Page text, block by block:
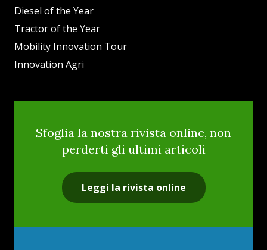
Diesel of the Year
Tractor of the Year
Mobility Innovation Tour
Innovation Agri
Sfoglia la nostra rivista online, non
perderti gli ultimi articoli
Leggi la rivista online